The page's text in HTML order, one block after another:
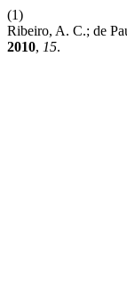
(1)
Ribeiro, A. C.; de
2010, 15.